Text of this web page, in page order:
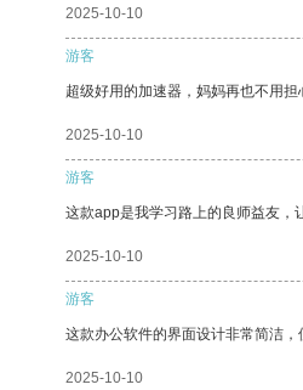
2025-10-10
游客
超级好用的加速器，妈妈再也不用担
2025-10-10
游客
这款app是我学习路上的良师益友，
2025-10-10
游客
这款办公软件的界面设计非常简洁，
2025-10-10